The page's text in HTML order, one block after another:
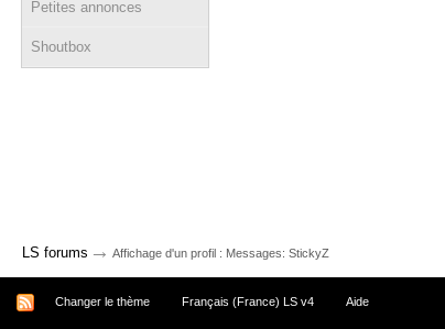
Petites annonces
Shoutbox
LS forums → Affichage d'un profil : Messages: StickyZ
Changer le thème Français (France) LS v4 Aide